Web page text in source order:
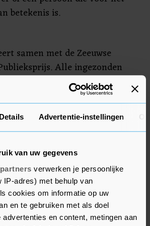
Details Advertentie-instellingen
van uw gegevens
verwerken je persoonlijke
IP-adres) met behulp van
cookies om informatie op uw
en te gebruiken met als doel
advertenties en content, metingen aan
betekenis is.
samen met de Zeeuwse
Alle ingezonden
in aanmerking. Via de
kan er worden gestemd van
12.00 uur tot en met
oktober 12.00 uur. In de ZB in
bestaat uit voorzitter Han
Marina Polderman,